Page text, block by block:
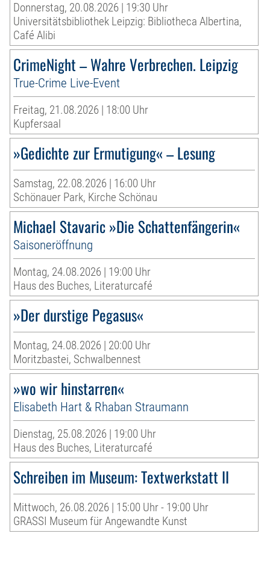
Donnerstag, 20.08.2026 | 19:30 Uhr
Universitätsbibliothek Leipzig: Bibliotheca Albertina,
Café Alibi
CrimeNight – Wahre Verbrechen. Leipzig
True-Crime Live-Event
Freitag, 21.08.2026 | 18:00 Uhr
Kupfersaal
»Gedichte zur Ermutigung« – Lesung
Samstag, 22.08.2026 | 16:00 Uhr
Schönauer Park, Kirche Schönau
Michael Stavaric »Die Schattenfängerin«
Saisoneröffnung
Montag, 24.08.2026 | 19:00 Uhr
Haus des Buches, Literaturcafé
»Der durstige Pegasus«
Montag, 24.08.2026 | 20:00 Uhr
Moritzbastei, Schwalbennest
»wo wir hinstarren«
Elisabeth Hart & Rhaban Straumann
Dienstag, 25.08.2026 | 19:00 Uhr
Haus des Buches, Literaturcafé
Schreiben im Museum: Textwerkstatt II
Mittwoch, 26.08.2026 | 15:00 Uhr - 19:00 Uhr
GRASSI Museum für Angewandte Kunst